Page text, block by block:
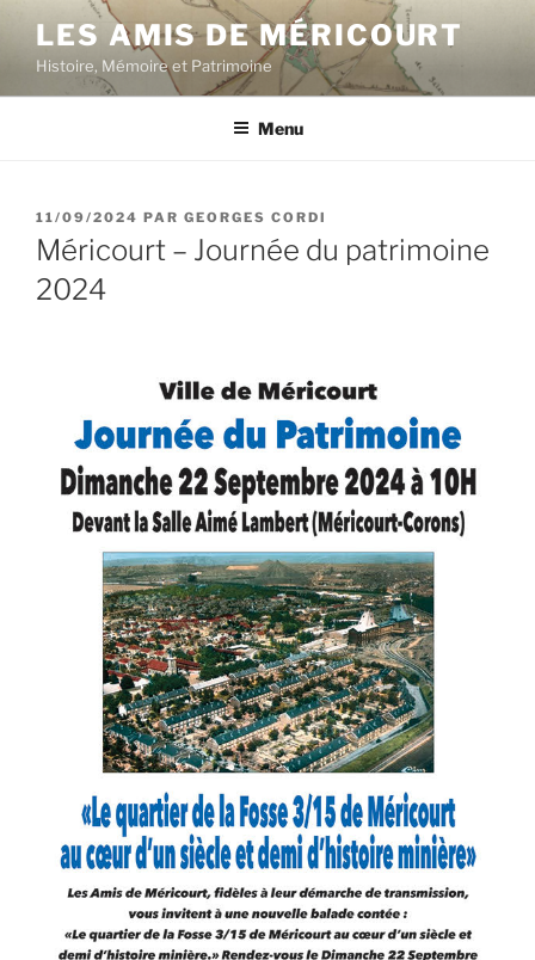
contenu
principal
LES AMIS DE MÉRICOURT
Histoire, Mémoire et Patrimoine
Menu
PUBLIÉ
LE
11/09/2024 PAR GEORGES CORDI
Méricourt – Journée du patrimoine
2024